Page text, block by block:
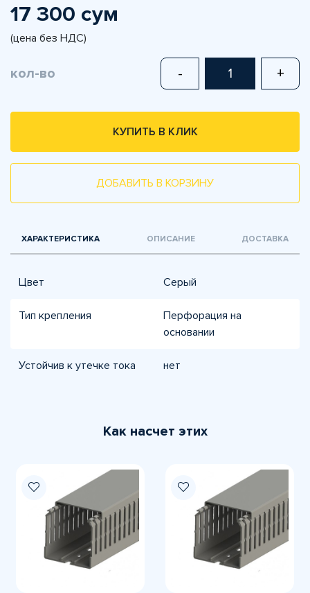
17 300 сум
(цена без НДС)
кол-во - +
КУПИТЬ В КЛИК
ДОБАВИТЬ В КОРЗИНУ
ХАРАКТЕРИСТИКА ОПИСАНИЕ ДОСТАВКА
Цвет Серый
Тип крепления
Перфорация на
основании
Устойчив к утечке тока нет
Как насчет этих